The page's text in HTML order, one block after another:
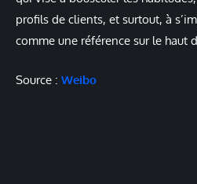
profils de clients, et surtout, à
comme une référence sur le haut
Source : Weibo